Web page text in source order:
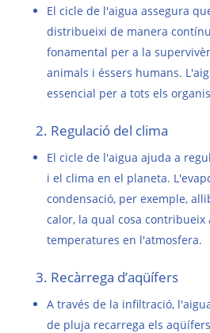
El cicle de l'aigua assegura
distribueixi de manera
fonamental per a la
animals i éssers humans.
essencial per a tots els
2. Regulació del clima
El cicle de l'aigua ajuda a
i el clima en el planeta.
condensació, per exemple,
calor, la qual cosa
temperatures en l'atmosfera.
3. Recàrrega d’aqüífers
A través de la infiltració,
de pluja recarrega els